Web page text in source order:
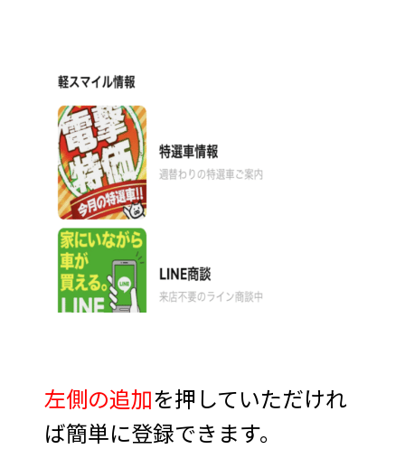
左側の追加を押していただけれ
ば簡単に登録できます。